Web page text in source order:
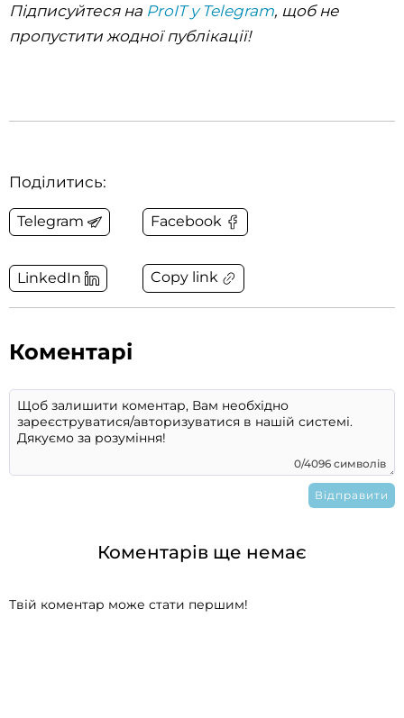
Підписуйтеся на ProIT у Telegram, щоб не
пропустити жодної публікації!
Поділитись:
Telegram Facebook
LinkedIn Copy link
Коментарі
0/4096 символів
Коментарів ще немає
Твій коментар може стати першим!